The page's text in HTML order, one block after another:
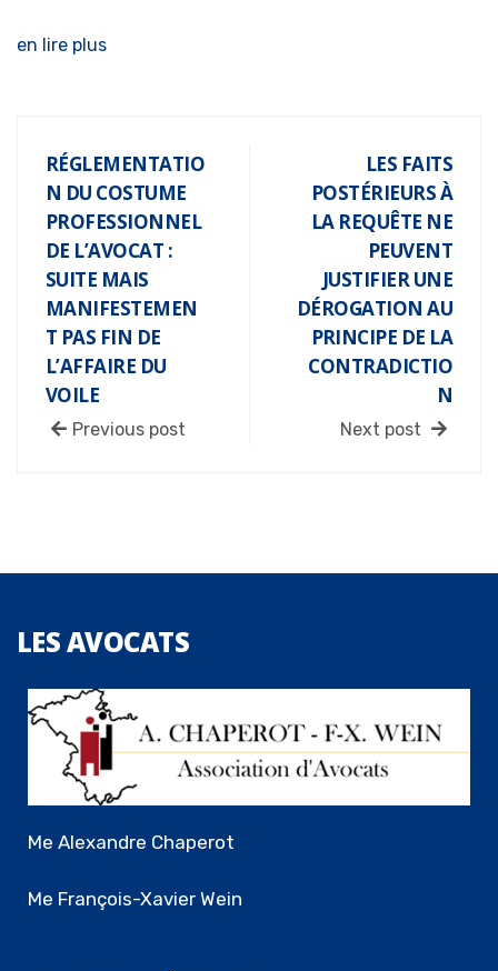
en lire plus
RÉGLEMENTATIO
N DU COSTUME
PROFESSIONNEL
DE L’AVOCAT :
SUITE MAIS
MANIFESTEMEN
T PAS FIN DE
L’AFFAIRE DU
VOILE
Previous post
LES FAITS
POSTÉRIEURS À
LA REQUÊTE NE
PEUVENT
JUSTIFIER UNE
DÉROGATION AU
PRINCIPE DE LA
CONTRADICTIO
N
Next post
LESAVOCATS
Me Alexandre Chaperot
Me François-Xavier Wein